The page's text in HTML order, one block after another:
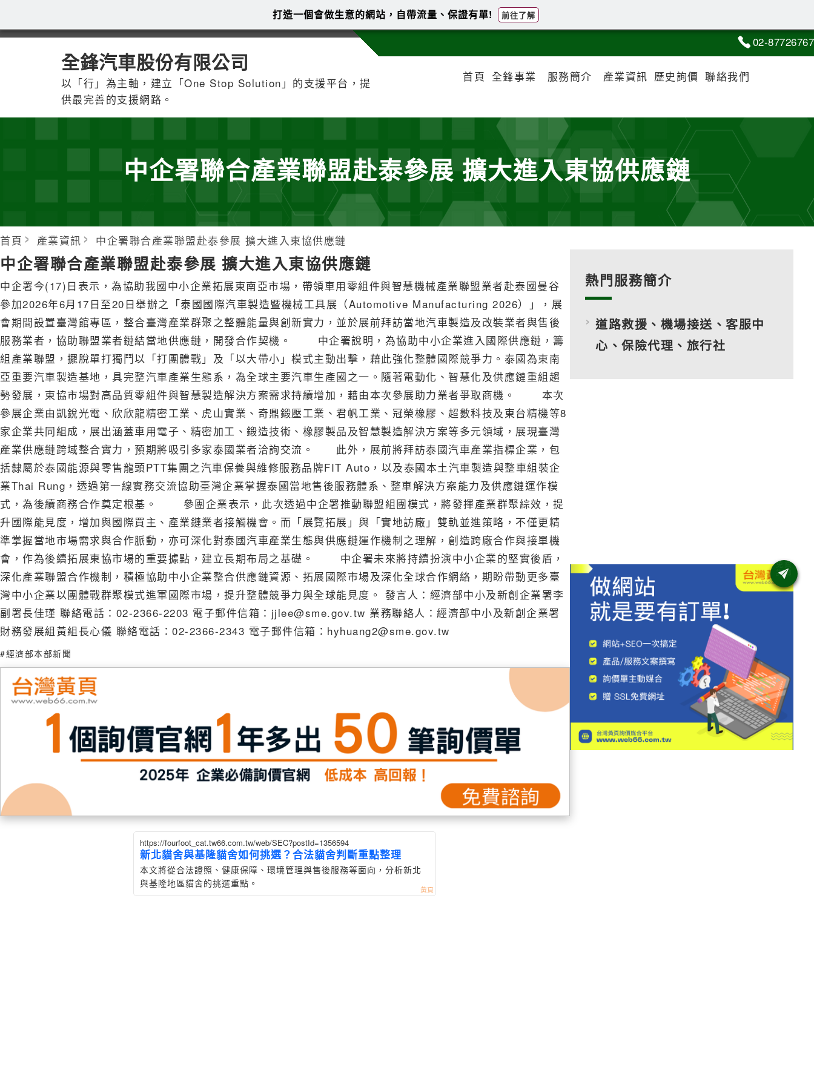
02-87726767
全鋒汽車股份有限公司
以「行」為主軸，建立「One Stop Solution」的支援平台，提
供最完善的支援網路。
首頁 全鋒事業 服務簡介 產業資訊 歷史詢價 聯絡我們
中企署聯合產業聯盟赴泰參展 擴大進入東協供應鏈
首頁 產業資訊 中企署聯合產業聯盟赴泰參展 擴大進入東協供應鏈
中企署聯合產業聯盟赴泰參展 擴大進入東協供應鏈
中企署今(17)日表示，為協助我國中小企業拓展東南亞市場，帶領車用零組件與智慧機械產業聯盟業者赴泰國曼谷
參加2026年6月17日至20日舉辦之「泰國國際汽車製造暨機械工具展（Automotive Manufacturing 2026）」，展
會期間設置臺灣館專區，整合臺灣產業群聚之整體能量與創新實力，並於展前拜訪當地汽車製造及改裝業者與售後
服務業者，協助聯盟業者鏈結當地供應鏈，開發合作契機。 中企署說明，為協助中小企業進入國際供應鏈，籌
組產業聯盟，擺脫單打獨鬥以「打團體戰」及「以大帶小」模式主動出擊，藉此強化整體國際競爭力。泰國為東南
亞重要汽車製造基地，具完整汽車產業生態系，為全球主要汽車生產國之一。隨著電動化、智慧化及供應鏈重組趨
勢發展，東協市場對高品質零組件與智慧製造解決方案需求持續增加，藉由本次參展助力業者爭取商機。 本次
參展企業由凱銳光電、欣欣龍精密工業、虎山實業、奇鼎鍛壓工業、君帆工業、冠榮橡膠、超數科技及東台精機等8
家企業共同組成，展出涵蓋車用電子、精密加工、鍛造技術、橡膠製品及智慧製造解決方案等多元領域，展現臺灣
產業供應鏈跨域整合實力，預期將吸引多家泰國業者洽詢交流。 此外，展前將拜訪泰國汽車產業指標企業，包
括隸屬於泰國能源與零售龍頭PTT集團之汽車保養與維修服務品牌FIT Auto，以及泰國本土汽車製造與整車組裝企
業Thai Rung，透過第一線實務交流協助臺灣企業掌握泰國當地售後服務體系、整車解決方案能力及供應鏈運作模
式，為後續商務合作奠定根基。 參團企業表示，此次透過中企署推動聯盟組團模式，將發揮產業群聚綜效，提
升國際能見度，增加與國際買主、產業鏈業者接觸機會。而「展覽拓展」與「實地訪廠」雙軌並進策略，不僅更精
準掌握當地市場需求與合作脈動，亦可深化對泰國汽車產業生態與供應鏈運作機制之理解，創造跨廠合作與接單機
會，作為後續拓展東協市場的重要據點，建立長期布局之基礎。 中企署未來將持續扮演中小企業的堅實後盾，
深化產業聯盟合作機制，積極協助中小企業整合供應鏈資源、拓展國際市場及深化全球合作網絡，期盼帶動更多臺
灣中小企業以團體戰群聚模式進軍國際市場，提升整體競爭力與全球能見度。 發言人：經濟部中小及新創企業署李
副署長佳瑾 聯絡電話：02-2366-2203 電子郵件信箱：jjlee@sme.gov.tw 業務聯絡人：經濟部中小及新創企業署
財務發展組黃組長心儀 聯絡電話：02-2366-2343 電子郵件信箱：hyhuang2@sme.gov.tw
#經濟部本部新聞
https://fourfoot_cat.tw66.com.tw/web/SEC?postId=1356594
新北貓舍與基隆貓舍如何挑選？合法貓舍判斷重點整理
本文將從合法證照、健康保障、環境管理與售後服務等面向，分析新北
與基隆地區貓舍的挑選重點。
熱門服務簡介
道路救援、機場接送、客服中
心、保險代理、旅行社
打造一個會做生意的網站，自帶流量、保證有單! 前往了解